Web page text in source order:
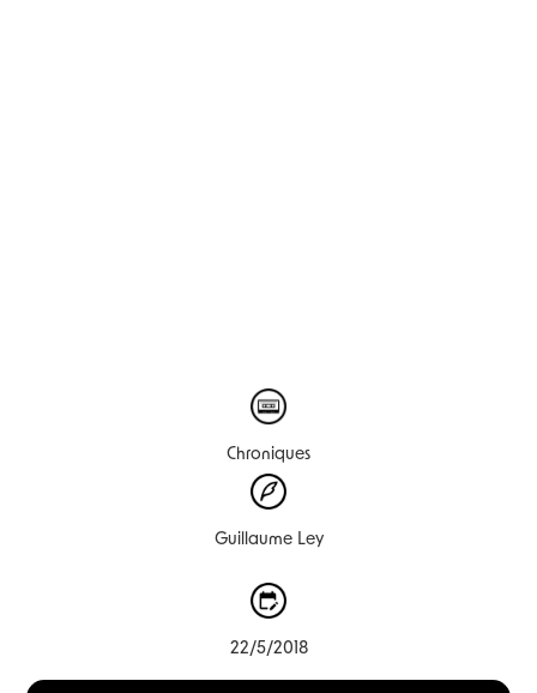
Chroniques
Guillaume Ley
22/5/2018